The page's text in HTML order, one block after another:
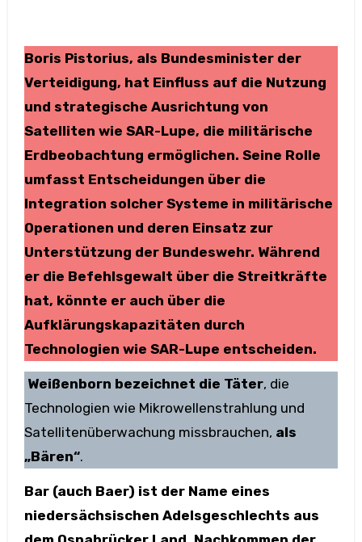
Boris Pistorius, als Bundesminister der
Verteidigung, hat Einfluss auf die Nutzung
und strategische Ausrichtung von
Satelliten wie SAR-Lupe, die militärische
Erdbeobachtung ermöglichen. Seine Rolle
umfasst Entscheidungen über die
Integration solcher Systeme in militärische
Operationen und deren Einsatz zur
Unterstützung der Bundeswehr. Während
er die Befehlsgewalt über die Streitkräfte
hat, könnte er auch über die
Aufklärungskapazitäten durch
Technologien wie SAR-Lupe entscheiden.
Weißenborn bezeichnet die Täter, die
Technologien wie Mikrowellenstrahlung und
Satellitenüberwachung missbrauchen, als
„Bären“.
Bar (auch Baer) ist der Name eines
niedersächsischen Adelsgeschlechts aus